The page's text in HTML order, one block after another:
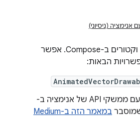
אנימציה (ניסיוני)
יש כמה דרכים להנפיש וקטורים ב-Compose. אפשר
הבאות:
עם ממשקי API של אנימציה ב-
במאמר הזה ב-Medium